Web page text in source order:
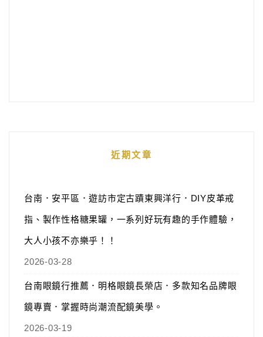
近期文章
台南．安平區．遊訪市定古蹟東興洋行．DIY皮革戒
指、製作性格糖果罐，一系列好玩有趣的手作體驗，
大人小孩不亦樂乎！！
2026-03-28
台南眼鏡行推薦．明格眼鏡長榮店．多款知名品牌眼
鏡專賣．掌握時尚潮流配鏡美學。
2026-03-19